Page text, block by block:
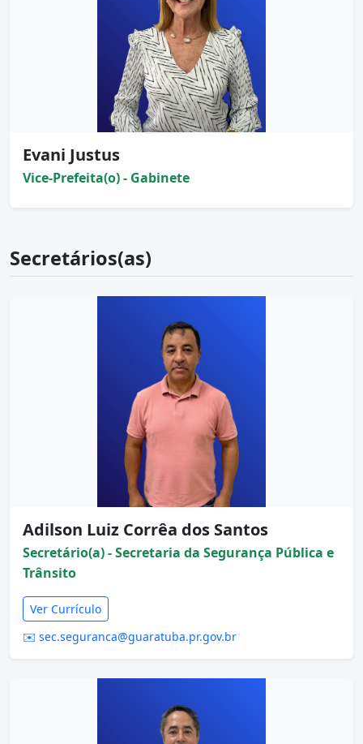
Evani Justus
Vice-Prefeita(o) - Gabinete
Secretários(as)
Adilson Luiz Corrêa dos Santos
Secretário(a) - Secretaria da Segurança Pública e
Trânsito
Ver Currículo
✉️ sec.seguranca@guaratuba.pr.gov.br